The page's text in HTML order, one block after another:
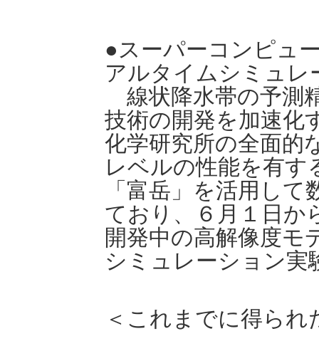
●スーパーコンピュ
アルタイムシミュレ
線状降水帯の予測
技術の開発を加速化
化学研究所の全面的
レベルの性能を有す
「富岳」を活用し
ており、６月１日か
開発中の高解像度モ
シミュレーション実
＜これまでに得られ